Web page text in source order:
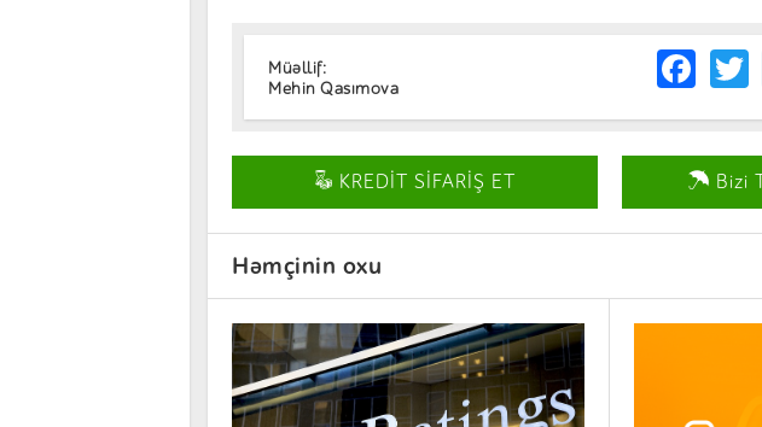
Müəllif:
Mehin Qasımova
KREDİT SİFARİŞ ET Bizi
Həmçinin oxu